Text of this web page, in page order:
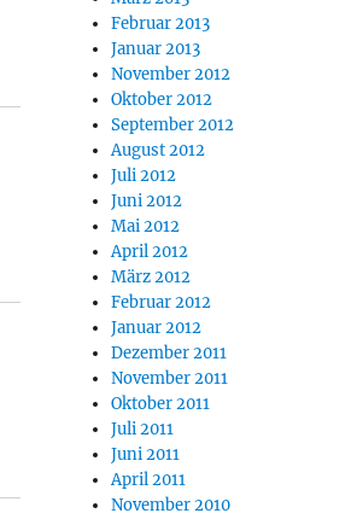
Februar 2013
Januar 2013
November 2012
Oktober 2012
September 2012
August 2012
Juli 2012
Juni 2012
Mai 2012
April 2012
März 2012
Februar 2012
Januar 2012
Dezember 2011
November 2011
Oktober 2011
Juli 2011
Juni 2011
April 2011
November 2010